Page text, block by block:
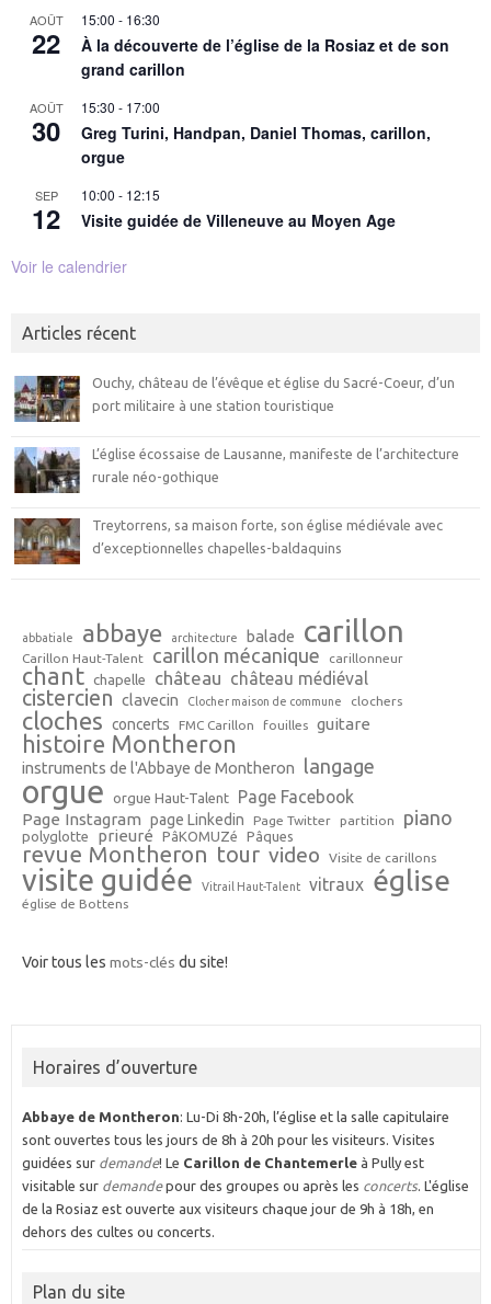
AOÛT
22
15:00 - 16:30
À la découverte de l’église de la Rosiaz et de son
grand carillon
AOÛT
30
15:30 - 17:00
Greg Turini, Handpan, Daniel Thomas, carillon,
orgue
SEP
12
10:00 - 12:15
Visite guidée de Villeneuve au Moyen Age
Voir le calendrier
Articles récent
Ouchy, château de l’évêque et église du Sacré-Coeur, d’un
port militaire à une station touristique
L’église écossaise de Lausanne, manifeste de l’architecture
rurale néo-gothique
Treytorrens, sa maison forte, son église médiévale avec
d’exceptionnelles chapelles-baldaquins
abbatiale abbaye architecture balade carillon
Carillon Haut-Talent carillon mécanique carillonneur
chant chapelle château château médiéval
cistercien clavecin Clocher maison de commune clochers
cloches concerts FMC Carillon fouilles guitare
histoire Montheron
instruments de l'Abbaye de Montheron langage
orgue orgue Haut-Talent Page Facebook
Page Instagram page Linkedin Page Twitter partition piano
polyglotte prieuré PâKOMUZé Pâques
revue Montheron tour video Visite de carillons
visite guidée Vitrail Haut-Talent vitraux église
église de Bottens
Voir tous les mots-clés du site!
Horaires d’ouverture
Abbaye de Montheron: Lu-Di 8h-20h, l’église et la salle capitulaire
sont ouvertes tous les jours de 8h à 20h pour les visiteurs. Visites
guidées sur demande! Le Carillon de Chantemerleà Pully est
visitable sur demandepour des groupes ou après les concerts. L'église
de la Rosiaz est ouverte aux visiteurs chaque jour de 9h à 18h, en
dehors des cultes ou concerts.
Plan du site